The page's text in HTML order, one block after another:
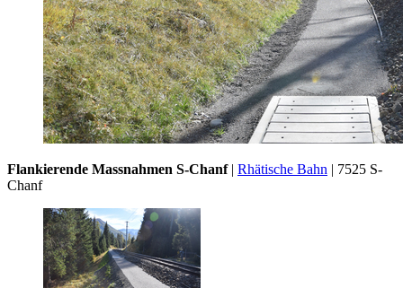
Flankierende Massnahmen S-Chanf | Rhätische Bahn | 7525 S-
Chanf